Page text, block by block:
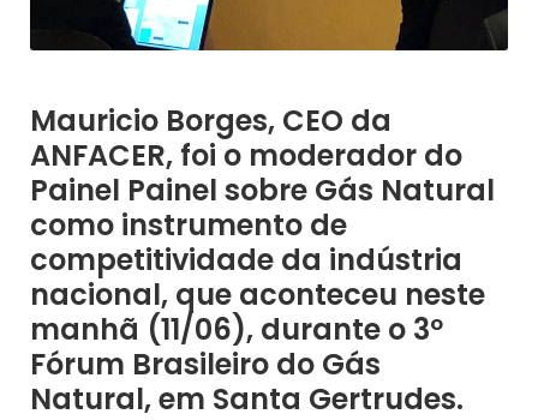
Mauricio Borges, CEO da
ANFACER, foi o moderador do
Painel Painel sobre Gás Natural
como instrumento de
competitividade da indústria
nacional, que aconteceu neste
manhã (11/06), durante o 3º
Fórum Brasileiro do Gás
Natural, em Santa Gertrudes.